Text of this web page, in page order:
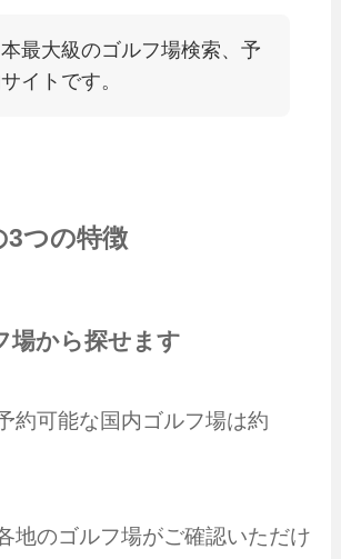
本最大級のゴルフ場検索、予
イトです。
3つの特徴
場から探せます
約可能な国内ゴルフ場は約
地のゴルフ場がご確認いただけ